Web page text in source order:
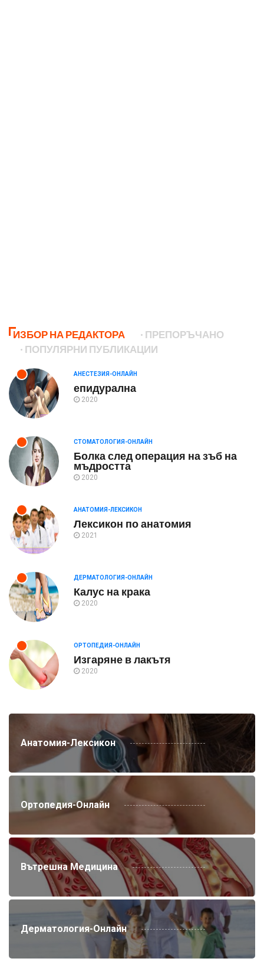
ИЗБОР НА РЕДАКТОРА
ПРЕПОРЪЧАНО
ПОПУЛЯРНИ ПУБЛИКАЦИИ
АНЕСТЕЗИЯ-ОНЛАЙН
епидурална
2020
СТОМАТОЛОГИЯ-ОНЛАЙН
Болка след операция на зъб на
мъдростта
2020
АНАТОМИЯ-ЛЕКСИКОН
Лексикон по анатомия
2021
ДЕРМАТОЛОГИЯ-ОНЛАЙН
Калус на крака
2020
ОРТОПЕДИЯ-ОНЛАЙН
Изгаряне в лакътя
2020
Анатомия-Лексикон
Ортопедия-Онлайн
Вътрешна Медицина
Дерматология-Онлайн